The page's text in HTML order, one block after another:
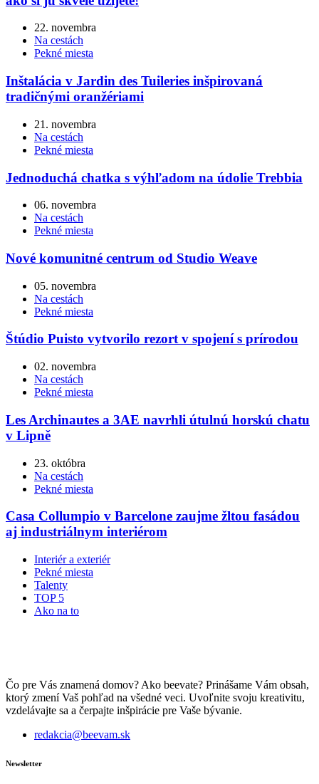
22. novembra
Na cestách
Pekné miesta
Inštalácia v Jardin des Tuileries inšpirovaná
tradičnými oranžériami
21. novembra
Na cestách
Pekné miesta
Jednoduchá chatka s výhľadom na údolie Trebbia
06. novembra
Na cestách
Pekné miesta
Nové komunitné centrum od Studio Weave
05. novembra
Na cestách
Pekné miesta
Štúdio Puisto vytvorilo rezort v spojení s prírodou
02. novembra
Na cestách
Pekné miesta
Les Archinautes a 3AE navrhli útulnú horskú chatu
v Lipně
23. októbra
Na cestách
Pekné miesta
Casa Collumpio v Barcelone zaujme žltou fasádou
aj industriálnym interiérom
Interiér a exteriér
Pekné miesta
Talenty
TOP 5
Ako na to
Čo pre Vás znamená domov? Ako beevate? Prinášame Vám obsah,
ktorý zmení Vaš pohľad na všedné veci. Uvoľnite svoju kreativitu,
vzdelávajte sa a čerpajte inšpirácie pre Vaše bývanie.
redakcia@beevam.sk
Newsletter